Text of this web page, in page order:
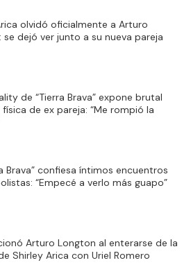
olvidó oficialmente a Arturo
se dejó ver junto a su nueva pareja
de “Tierra Brava” expone brutal
física de ex pareja: “Me rompió la
Brava” confiesa íntimos encuentros
“Empecé a verlo más guapo”
Arturo Longton al enterarse de la
Shirley Arica con Uriel Romero